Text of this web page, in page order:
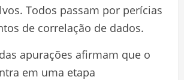
Todos passam por perícias
de correlação de dados.
apurações afirmam que o
em uma etapa